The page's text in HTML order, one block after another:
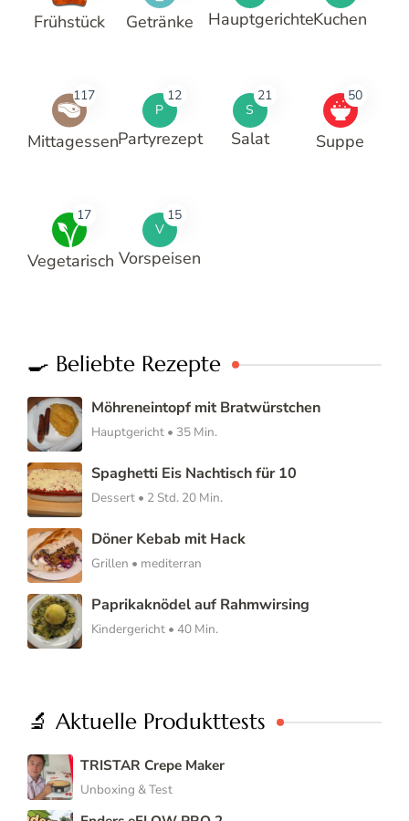
Frühstück Getränke HauptgerichteKuchen
117
Mittagessen
P
12
Partyrezept
S
21
Salat
50
Suppe
17
Vegetarisch
V
15
Vorspeisen
🍳 Beliebte Rezepte
Möhreneintopf mit Bratwürstchen
Hauptgericht • 35 Min.
Spaghetti Eis Nachtisch für 10
Dessert • 2 Std. 20 Min.
Döner Kebab mit Hack
Grillen • mediterran
Paprikaknödel auf Rahmwirsing
Kindergericht • 40 Min.
🔬 Aktuelle Produkttests
TRISTAR Crepe Maker
Unboxing & Test